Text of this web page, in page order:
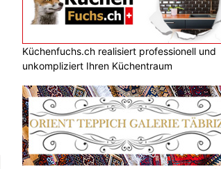
Küchenfuchs.ch realisiert professionell und
unkompliziert Ihren Küchentraum